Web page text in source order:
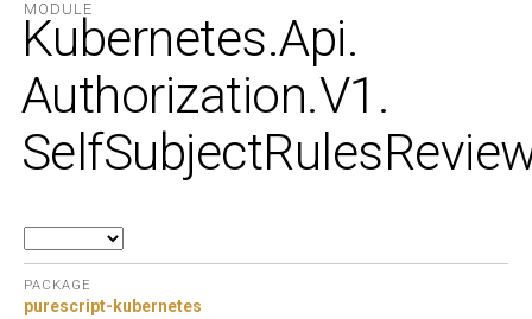
MODULE
Kubernetes.Api.
Authorization.V1.
PACKAGE
purescript-kubernetes